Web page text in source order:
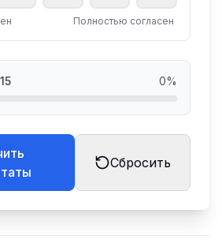
Полностью согласен
15 0%
Сбросить